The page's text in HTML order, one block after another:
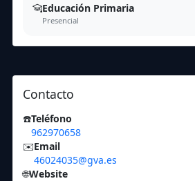
Educación Primaria
Presencial
Contacto
☎️Teléfono
962970658
✉️Email
46024035@gva.es
🌐Website